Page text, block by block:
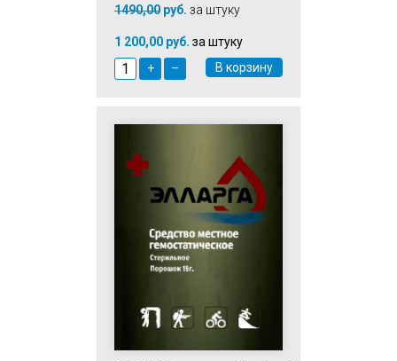
1490,00 руб. за штуку
1 200,00 руб. за штуку
+
– В корзину